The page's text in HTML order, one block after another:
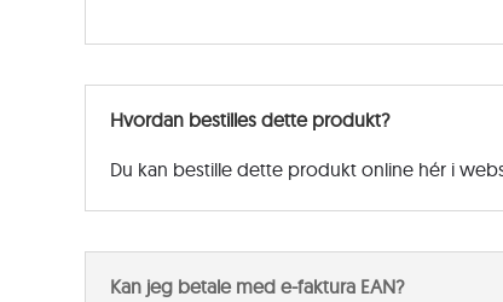
Hvordan bestilles dette produkt?
Du kan bestille dette produkt online hér i
Kan jeg betale med e-faktura EAN?